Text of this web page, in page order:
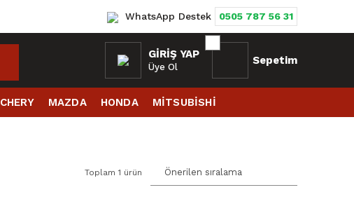
WhatsApp Destek 0505 787 56 31
GIRIŞ YAP
Üye Ol
Sepetim
CHERY MAZDA HONDA MİTSUBİSHİ
Toplam 1 ürün